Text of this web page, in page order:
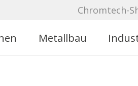
Chromtech-
Metallbau